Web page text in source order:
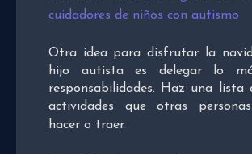
cuidadores de niños con autismo
Otra idea para disfrutar la
hijo autista es delegar lo
responsabilidades. Haz una lista
actividades que otras
hacer o traer.